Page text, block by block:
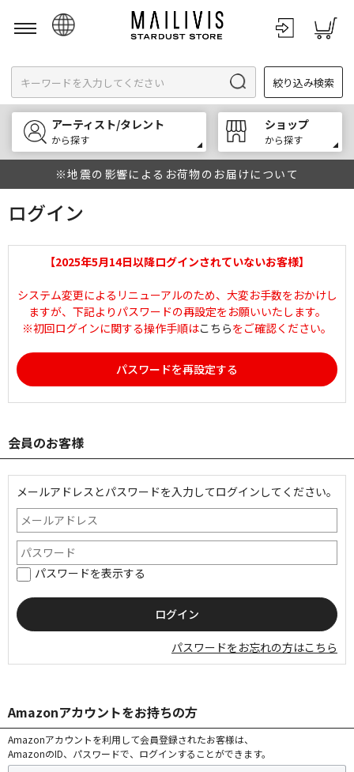
English
한국어
中文
絞り込み検索
アーティスト/タレント
から探す
ショップ
から探す
※地震の影響によるお荷物のお届けについて
ログイン
【2025年5月14日以降ログインされていないお客様】
システム変更によるリニューアルのため、大変お手数をおかけし
ますが、下記よりパスワードの再設定をお願いいたします。
※初回ログインに関する操作手順はこちらをご確認ください。
パスワードを再設定する
会員のお客様
メールアドレスとパスワードを入力してログインしてください。
パスワードを表示する
パスワードをお忘れの方はこちら
Amazonアカウントをお持ちの方
Amazonアカウントを利用して会員登録されたお客様は、
AmazonのID、パスワードで、ログインすることができます。